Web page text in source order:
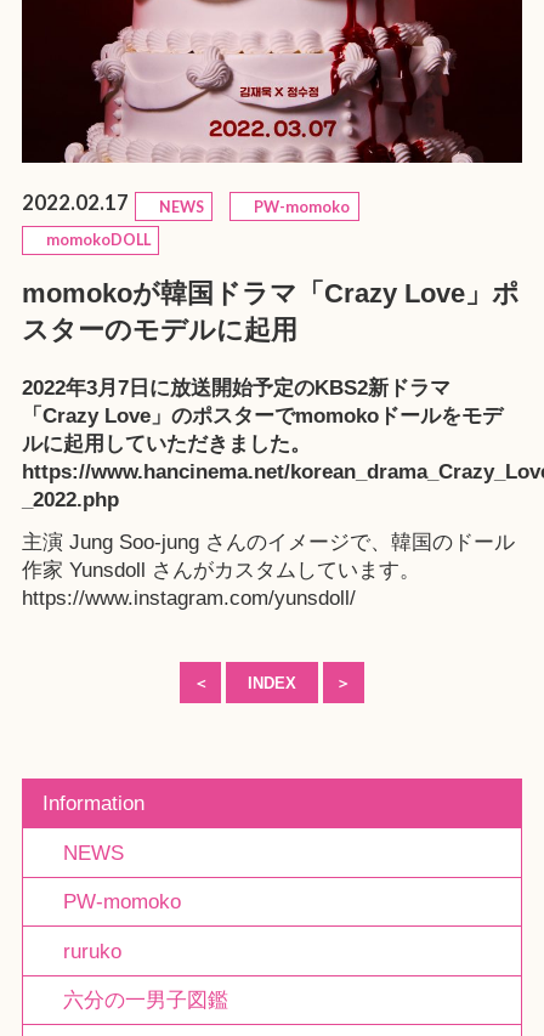
2022.02.17 NEWS
PW-momoko
momokoDOLL
momokoが韓国ドラマ「Crazy Love」ポ
スターのモデルに起用
2022年3月7日に放送開始予定のKBS2新ドラマ
「Crazy Love」のポスターでmomokoドールをモデ
ルに起用していただきました。
https://www.hancinema.net/
_2022.php
主演 Jung Soo-jung さんのイメージで、韓国のドール
作家 Yunsdoll さんがカスタムしています。
https://www.instagram.com/yunsdoll/
＜ INDEX ＞
Information
NEWS
PW-momoko
ruruko
六分の一男子図鑑